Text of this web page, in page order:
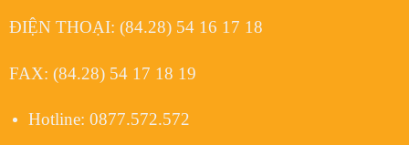
ĐIỆN THOẠI: (84.28) 54 16 17 18
FAX: (84.28) 54 17 18 19
Hotline: 0877.572.572